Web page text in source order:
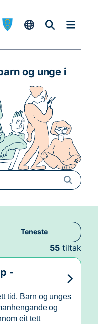
og unge i
Teneste
55 tiltak
-
tid. Barn og unges
og
eit tett